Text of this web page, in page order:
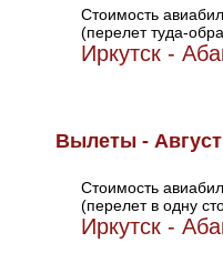
Стоимость
(перелет туда-
Иркутск -
Вылеты - Август
Стоимость
(перелет в одну
Иркутск -